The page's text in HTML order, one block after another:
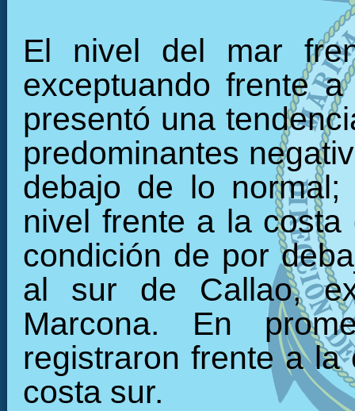
El nivel del mar
exceptuando frente
presentó una
predominantes
debajo de lo
nivel frente a la
condición de por
al sur de Callao,
Marcona. En
registraron frente a
costa sur.